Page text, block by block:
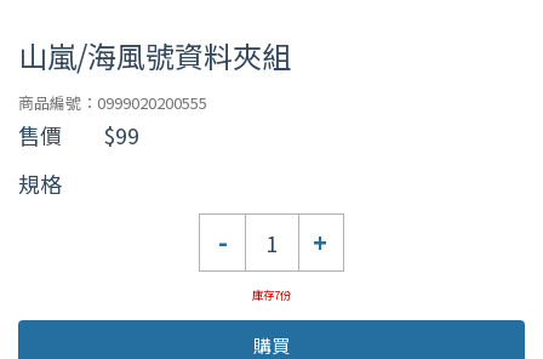
山嵐/海風號資料夾組
商品編號：0999020200555
售價
$99
規格
- +
庫存7份
購買